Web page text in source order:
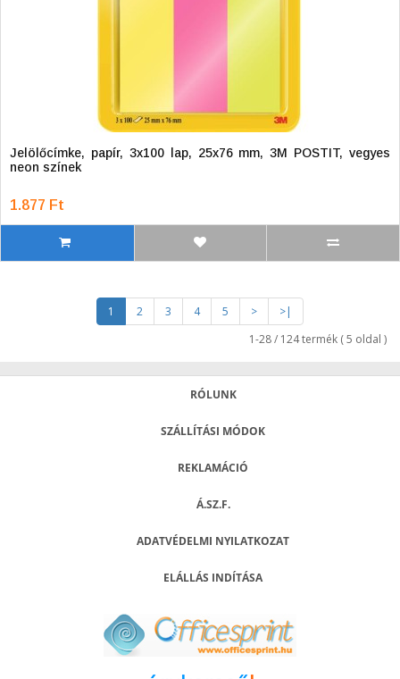
Jelölőcímke, papír, 3x100 lap, 25x76 mm, 3M POSTIT, vegyes
neon színek
1.877 Ft
1 2 3 4 5 >
>|
1-28 / 124 termék ( 5 oldal )
RÓLUNK
SZÁLLÍTÁSI MÓDOK
REKLAMÁCIÓ
Á.SZ.F.
ADATVÉDELMI NYILATKOZAT
ELÁLLÁS INDÍTÁSA